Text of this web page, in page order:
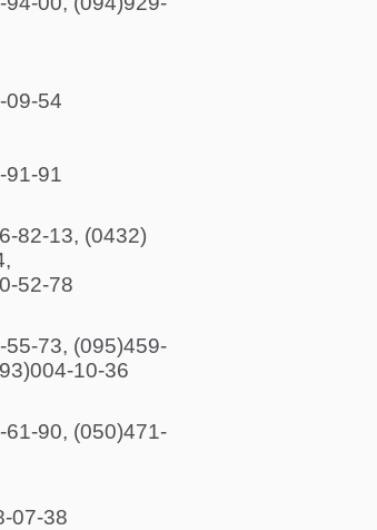
09-54
91-91
82-13, (0432)
52-78
73, (095)459-
10-36
90, (050)471-
07-38